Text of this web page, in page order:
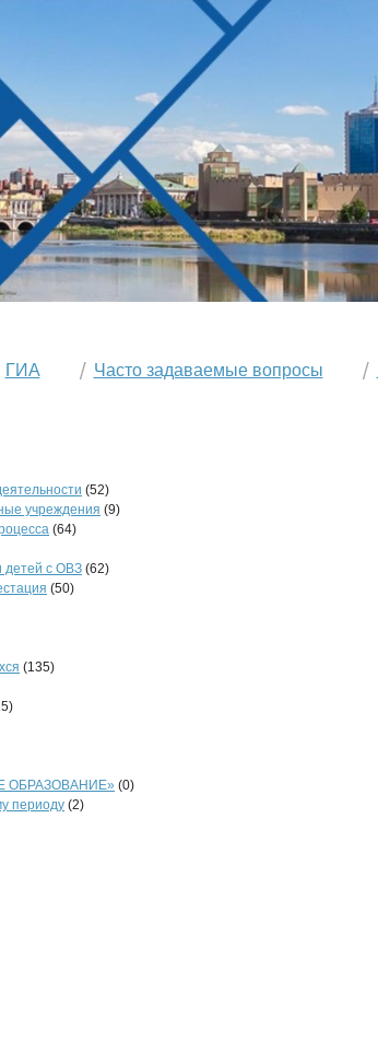
ГИА Часто задаваемые вопросы
(52)
учреждения (9)
(64)
детей с ОВЗ (62)
(50)
(135)
ОБРАЗОВАНИЕ» (0)
периоду (2)